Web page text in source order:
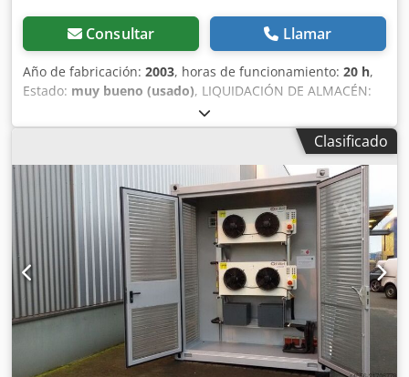
Consultar Llamar
Año de fabricación: 2003, horas de funcionamiento: 20 h,
Estado: muy bueno (usado), LIQUIDACIÓN DE ALMACÉN:
13 unidades de mástiles móviles SMAG Mobile Masts AG
BIGSTAF FMT 26/6, muy bien conservados, con una altura
de 25 m montados sobre remolque, año de fabricación
2003. PRECIO DE NUEVO: 350.000 €, ofrecemos un
DESCUENTO del 97 %. Fabricante: SMAG Mobile Masts AG
Modelo: BIGSTAF FMT 26/6 Año de fabricación: 2003
Estado: muy bueno Altura máxima de elevación: 25,0 m
Mástil telescópico de aluminio FTM SALZGITTERWERKE, de
25 a 42 m mástil móvil ligero y resistente - Instalación
sencilla y rápida - Elevación manual o eléctrica - Extensión
continua - Montaje en terrenos con una inclinación de
hasta ±10 % - Capacidad de carga de viento de 2000 N (2
m²) sin anclaje (con anclaje, hasta 10.000 N) - Carga
superior mínima de 170 kg - Máxima precisión, también
Clasificado